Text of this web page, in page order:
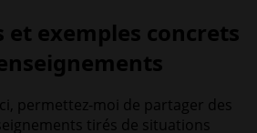
et exemples concrets
permettez-moi de partager des
tirés de situations